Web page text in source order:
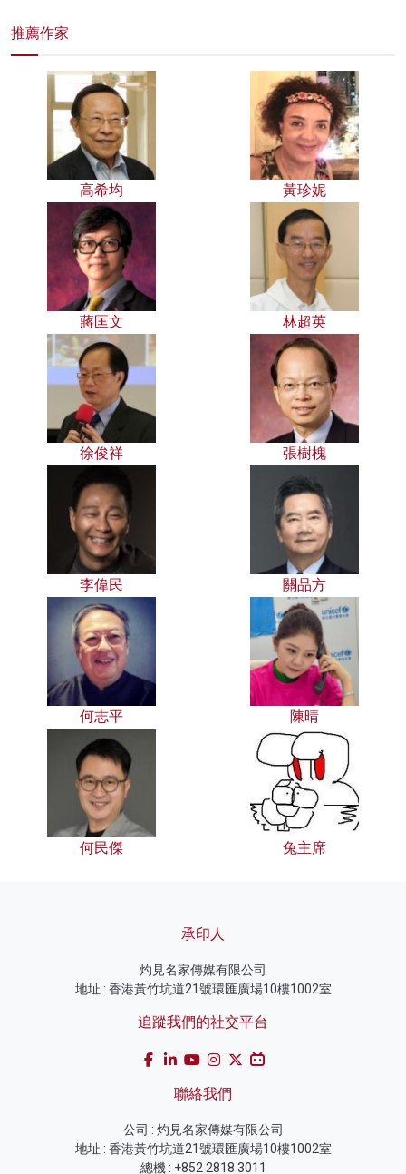
推薦作家
高希均 黃珍妮
蔣匡文 林超英
徐俊祥 張樹槐
李偉民 關品方
何志平 陳晴
何民傑 兔主席
承印人
灼見名家傳媒有限公司
地址 : 香港黃竹坑道21號環匯廣場10樓1002室
追蹤我們的社交平台
聯絡我們
公司 : 灼見名家傳媒有限公司
地址 : 香港黃竹坑道21號環匯廣場10樓1002室
總機 : +852 2818 3011